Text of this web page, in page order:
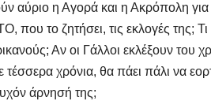
αύριο η Αγορά και η Ακρόπολη για
το ζητήσει, τις εκλογές της;
Αν οι Γάλλοι εκλέξουν του
τέσσερα χρόνια, θα πάει πάλι να
άρνησή της;